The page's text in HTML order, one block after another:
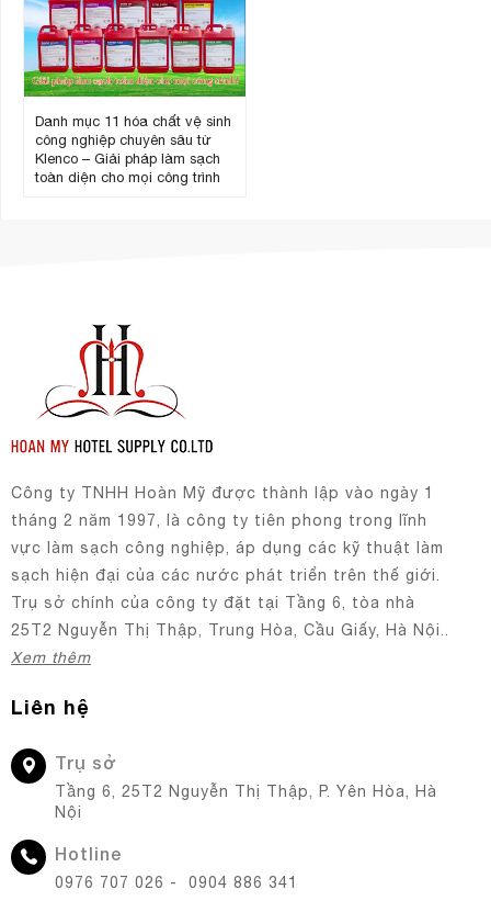
Danh mục 11 hóa chất vệ sinh
công nghiệp chuyên sâu từ
Klenco – Giải pháp làm sạch
toàn diện cho mọi công trình
Công ty TNHH Hoàn Mỹ được thành lập vào ngày 1
tháng 2 năm 1997, là công ty tiên phong trong lĩnh
vực làm sạch công nghiệp, áp dụng các kỹ thuật làm
sạch hiện đại của các nước phát triển trên thế giới.
Trụ sở chính của công ty đặt tại Tầng 6, tòa nhà
25T2 Nguyễn Thị Thập, Trung Hòa, Cầu Giấy, Hà Nội..
Xem thêm
Liên hệ
Trụ sở
Tầng 6, 25T2 Nguyễn Thị Thập, P. Yên Hòa, Hà
Nội
Hotline
0976 707 026 - 0904 886 341